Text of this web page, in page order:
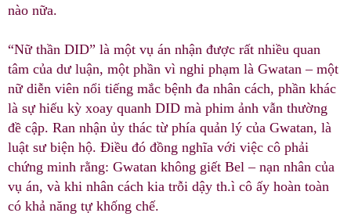
nào nữa.
“Nữ thần DID” là một vụ án nhận được rất nhiều quan
tâm của dư luận, một phần vì nghi phạm là Gwatan – một
nữ diễn viên nổi tiếng mắc bệnh đa nhân cách, phần khác
là sự hiếu kỳ xoay quanh DID mà phim ảnh vẫn thường
đề cập. Ran nhận ủy thác từ phía quản lý của Gwatan, là
luật sư biện hộ. Điều đó đồng nghĩa với việc cô phải
chứng minh rằng: Gwatan không giết Bel – nạn nhân của
vụ án, và khi nhân cách kia trỗi dậy th.ì cô ấy hoàn toàn
có khả năng tự khống chế.